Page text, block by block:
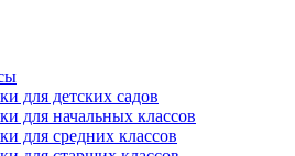
для детских садов
для начальных классов
для средних классов